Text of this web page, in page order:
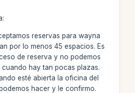
reservas para wayna
por lo menos 45 espacios. Es
de reserva y no podemos
hay tan pocas plazas.
esté abierta la oficina del
hacer y le confirmo.